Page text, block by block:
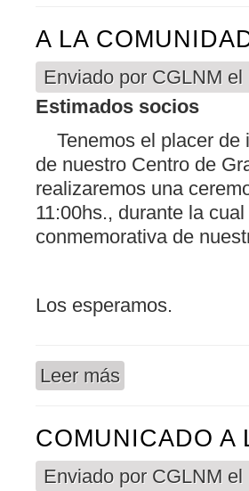
A LA
Enviado por CGLNM el
Estimados socios
Tenemos el placer de
de nuestro Centro de
realizaremos una
11:00hs., durante la
conmemorativa de
Los esperamos.
Leer más
COMUNICADO A
Enviado por CGLNM el